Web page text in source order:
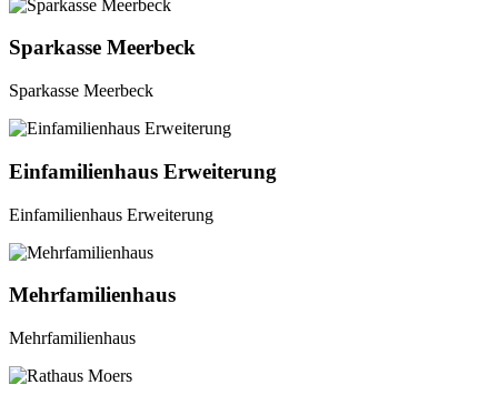
Sparkasse Meerbeck
Sparkasse Meerbeck
Einfamilienhaus Erweiterung
Einfamilienhaus Erweiterung
Mehrfamilienhaus
Mehrfamilienhaus